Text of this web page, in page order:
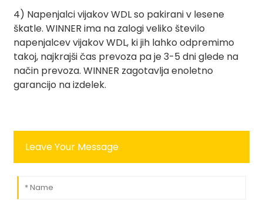
4) Napenjalci vijakov WDL so pakirani v lesene
škatle. WINNER ima na zalogi veliko število
napenjalcev vijakov WDL, ki jih lahko odpremimo
takoj, najkrajši čas prevoza pa je 3-5 dni glede na
način prevoza. WINNER zagotavlja enoletno
garancijo na izdelek.
Leave Your Message